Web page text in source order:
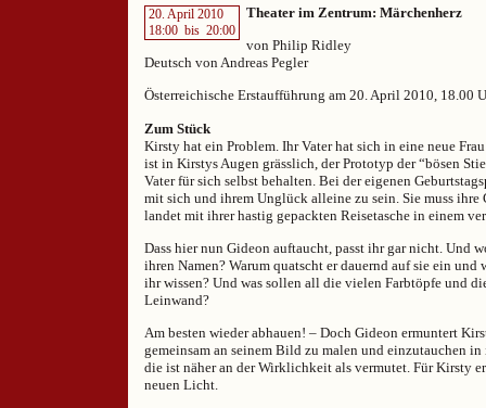
20. April 2010
18:00 bis 20:00
Theater im Zentrum: Märchenherz
von Philip Ridley
Deutsch von Andreas Pegler
Österreichische Erstaufführung am 20. April 2010, 18.00
Zum Stück
Kirsty hat ein Problem. Ihr Vater hat sich in eine neue
ist in Kirstys Augen grässlich, der Prototyp der “bösen
Vater für sich selbst behalten. Bei der eigenen
mit sich und ihrem Unglück alleine zu sein. Sie muss ihre
landet mit ihrer hastig gepackten Reisetasche in einem
Dass hier nun Gideon auftaucht, passt ihr gar nicht. Und
ihren Namen? Warum quatscht er dauernd auf sie ein
ihr wissen? Und was sollen all die vielen Farbtöpfe und
Leinwand?
Am besten wieder abhauen! – Doch Gideon ermuntert
gemeinsam an seinem Bild zu malen und einzutauchen
die ist näher an der Wirklichkeit als vermutet. Für Kirsty
neuen Licht.